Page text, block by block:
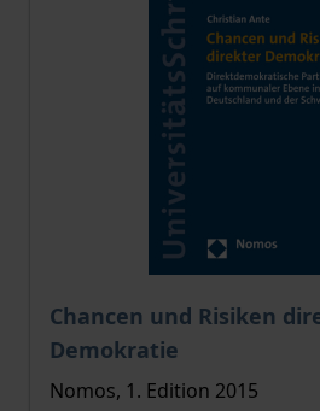
Chancen und Risiken
Demokratie
The price depends on the
Nomos, 1. Edition 2015